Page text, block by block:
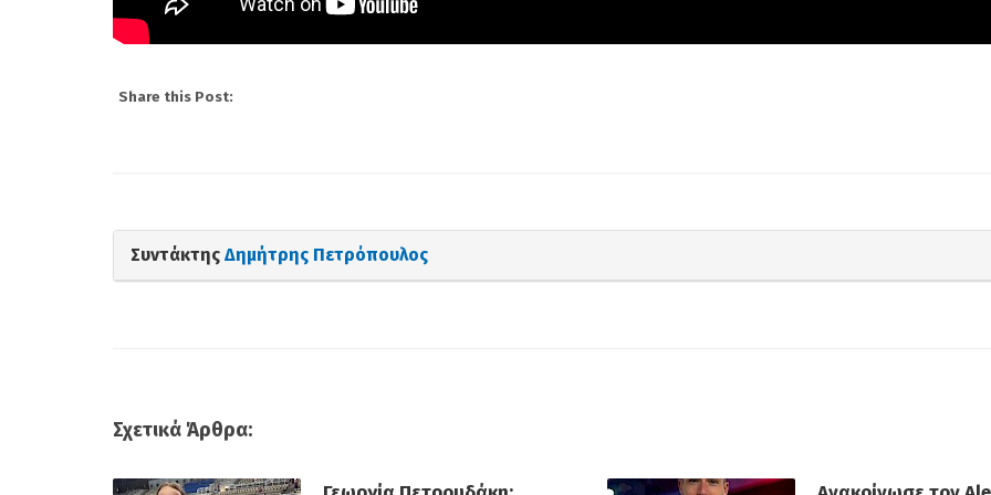
Share this Post:
Συντάκτης Δημήτρης Πετρόπουλος
Σχετικά Άρθρα: